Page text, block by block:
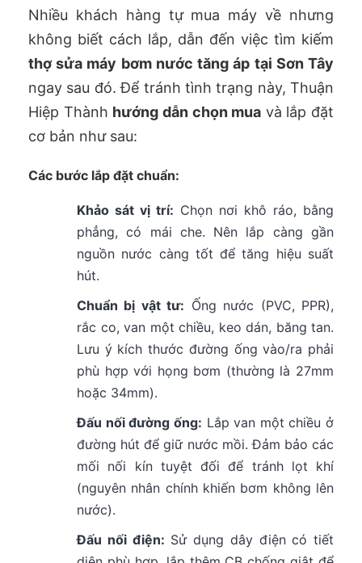
Nhiều khách hàng tự mua máy về nhưng
không biết cách lắp, dẫn đến việc tìm kiếm
thợ sửa máy bơm nước tăng áp tại Sơn Tây
ngay sau đó. Để tránh tình trạng này, Thuận
Hiệp Thành hướng dẫn chọn mua và lắp đặt
cơ bản như sau:
Các bước lắp đặt chuẩn:
Khảo sát vị trí: Chọn nơi khô ráo, bằng
phẳng, có mái che. Nên lắp càng gần
nguồn nước càng tốt để tăng hiệu suất
hút.
Chuẩn bị vật tư: Ống nước (PVC, PPR),
rắc co, van một chiều, keo dán, băng tan.
Lưu ý kích thước đường ống vào/ra phải
phù hợp với họng bơm (thường là 27mm
hoặc 34mm).
Đấu nối đường ống: Lắp van một chiều ở
đường hút để giữ nước mồi. Đảm bảo các
mối nối kín tuyệt đối để tránh lọt khí
(nguyên nhân chính khiến bơm không lên
nước).
Đấu nối điện: Sử dụng dây điện có tiết